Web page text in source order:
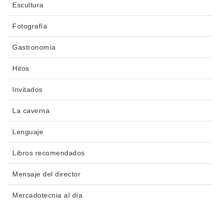
Escultura
Fotografía
Gastronomía
Hitos
Invitados
La caverna
Lenguaje
Libros recomendados
Mensaje del director
Mercadotecnia al día